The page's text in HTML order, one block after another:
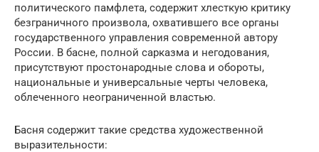
политического памфлета, содержит хлесткую критику
безграничного произвола, охватившего все органы
государственного управления современной автору
России. В басне, полной сарказма и негодования,
присутствуют простонародные слова и обороты,
национальные и универсальные черты человека,
облеченного неограниченной властью.
Басня содержит такие средства художественной
выразительности: